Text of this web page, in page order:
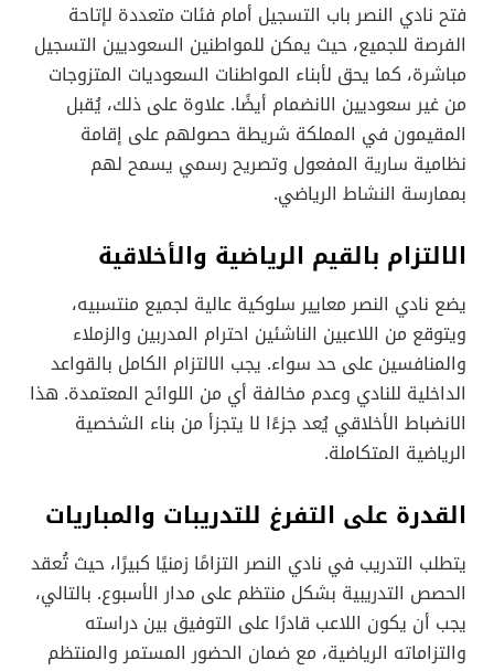
فتح نادي النصر باب التسجيل أمام فئات متعددة لإتاحة
الفرصة للجميع، حيث يمكن للمواطنين السعوديين التسجيل
مباشرة، كما يحق لأبناء المواطنات السعوديات المتزوجات
من غير سعوديين الانضمام أيضًا. علاوة على ذلك، يُقبل
المقيمون في المملكة شريطة حصولهم على إقامة
نظامية سارية المفعول وتصريح رسمي يسمح لهم
بممارسة النشاط الرياضي.
الالتزام بالقيم الرياضية والأخلاقية
يضع نادي النصر معايير سلوكية عالية لجميع منتسبيه،
ويتوقع من اللاعبين الناشئين احترام المدربين والزملاء
والمنافسين على حد سواء. يجب الالتزام الكامل بالقواعد
الداخلية للنادي وعدم مخالفة أي من اللوائح المعتمدة. هذا
الانضباط الأخلاقي يُعد جزءًا لا يتجزأ من بناء الشخصية
الرياضية المتكاملة.
القدرة على التفرغ للتدريبات والمباريات
يتطلب التدريب في نادي النصر التزامًا زمنيًا كبيرًا، حيث تُعقد
الحصص التدريبية بشكل منتظم على مدار الأسبوع. بالتالي،
يجب أن يكون اللاعب قادرًا على التوفيق بين دراسته
والتزاماته الرياضية، مع ضمان الحضور المستمر والمنتظم